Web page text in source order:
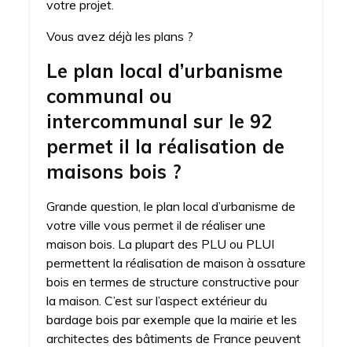
votre projet.
Vous avez déjà les plans ?
Le plan local d’urbanisme
communal ou
intercommunal sur le 92
permet il la réalisation de
maisons bois ?
Grande question, le plan local d’urbanisme de
votre ville vous permet il de réaliser une
maison bois. La plupart des PLU ou PLUI
permettent la réalisation de maison à ossature
bois en termes de structure constructive pour
la maison. C’est sur l’aspect extérieur du
bardage bois par exemple que la mairie et les
architectes des bâtiments de France peuvent